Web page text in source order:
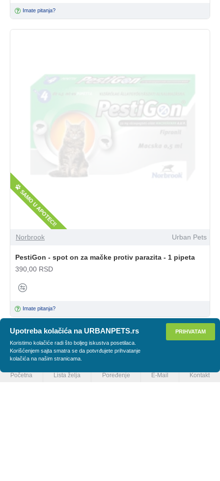
Imate pitanja?
SAMO U APOTECI!
Norbrook Urban Pets
PestiGon - spot on za mačke protiv parazita - 1 pipeta
390,00 RSD
Imate pitanja?
Početna Lista želja Poređenje E-Mail Kontakt
PRIHVATAM
Upotreba kolačića na URBANPETS.rs
Koristimo kolačiće radi što boljeg iskustva posetilaca.
Korišćenjem sajta smatra se da potvrđujete prihvatanje
kolačića na našim stranicama.
PRIMENI FILTER